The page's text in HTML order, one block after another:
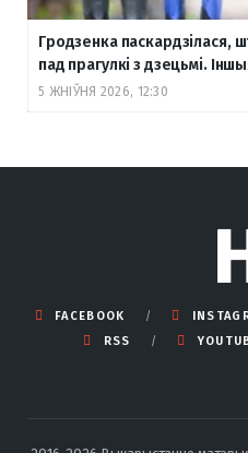
Гродзенка паскардзілася,
пад прагулкі з дзецьмі.
5 ЖНІЎНЯ 2026, 12:30
FACEBOOK
RSS